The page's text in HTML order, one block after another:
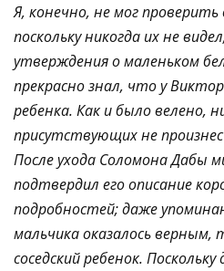
Я, конечно, не мог проверить
поскольку никогда их не
утверждения о маленьком
прекрасно знал, что у
ребенка. Как и было велено,
присутствующих не
После ухода Соломона Дабы
подтвердил его описание
подробностей; даже
мальчика оказалось верным,
соседский ребенок.